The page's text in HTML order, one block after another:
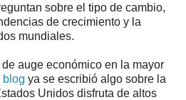
sobre el tipo de cambio,
de crecimiento y la
mundiales.
auge económico en la mayor
blog ya se escribió algo sobre la
Unidos disfruta de altos